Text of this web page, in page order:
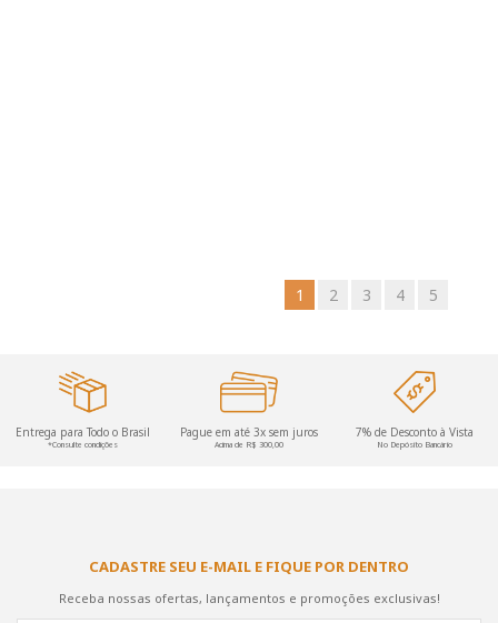
1 2 3 4 5
Entrega para Todo o Brasil
*Consulte condições
Pague em até 3x sem juros
Acima de R$ 300,00
7% de Desconto à Vista
No Depósito Bancário
CADASTRE SEU E-MAIL E FIQUE POR DENTRO
Receba nossas ofertas, lançamentos e promoções exclusivas!